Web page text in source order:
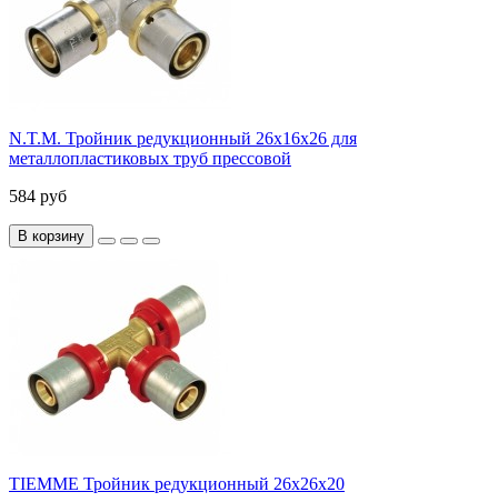
N.T.M. Тройник редукционный 26x16x26 для
металлопластиковых труб прессовой
584 руб
В корзину
TIEMME Тройник редукционный 26x26x20